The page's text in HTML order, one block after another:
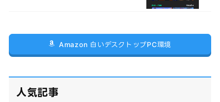
Amazon 白いデスクトップPC環境
人気記事